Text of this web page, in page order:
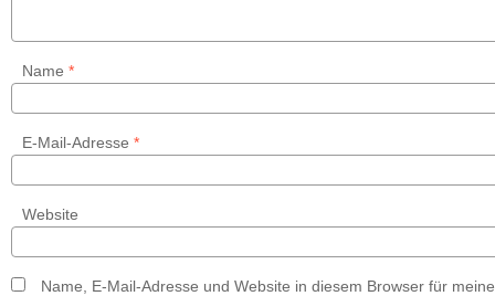
Name *
E-Mail-Adresse *
Website
Name, E-Mail-Adresse und Website in diesem Browser für